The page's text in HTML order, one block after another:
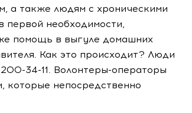
а также людям с хроническими
первой необходимости,
помощь в выгуле домашних
Как это происходит? Люди
34-11. Волонтеры-операторы
которые непосредственно